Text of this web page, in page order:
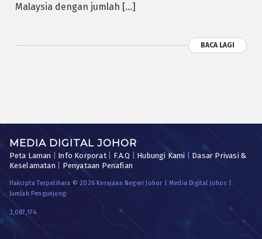
Malaysia dengan jumlah […]
BACA LAGI
MEDIA DIGITAL JOHOR
Peta Laman Info Korporat| F.A.Q Hubungi Kami
Dasar Privasi &
Keselamatan
Penyataan Penafian
Hakcipta Terpelihara © 2026 Kerajaan Negeri Johor | Media Digital Johor. |
Jumlah Pengunjung:
3,087,174